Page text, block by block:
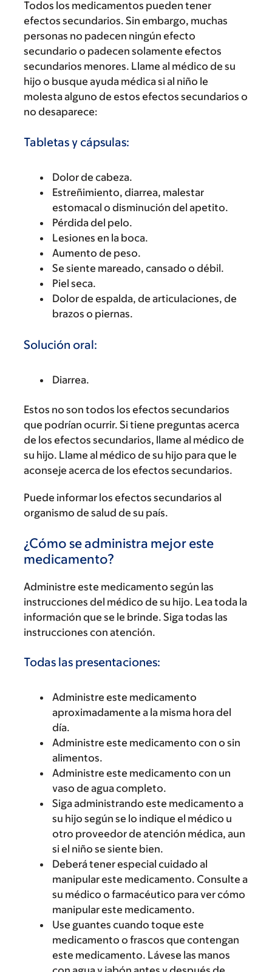
Todos los medicamentos pueden tener
efectos secundarios. Sin embargo, muchas
personas no padecen ningún efecto
secundario o padecen solamente efectos
secundarios menores. Llame al médico de su
hijo o busque ayuda médica si al niño le
molesta alguno de estos efectos secundarios o
no desaparece:
Tabletas y cápsulas:
Dolor de cabeza.
Estreñimiento, diarrea, malestar
estomacal o disminución del apetito.
Pérdida del pelo.
Lesiones en la boca.
Aumento de peso.
Se siente mareado, cansado o débil.
Piel seca.
Dolor de espalda, de articulaciones, de
brazos o piernas.
Solución oral:
Diarrea.
Estos no son todos los efectos secundarios
que podrían ocurrir. Si tiene preguntas acerca
de los efectos secundarios, llame al médico de
su hijo. Llame al médico de su hijo para que le
aconseje acerca de los efectos secundarios.
Puede informar los efectos secundarios al
organismo de salud de su país.
¿Cómo se administra mejor este
medicamento?
Administre este medicamento según las
instrucciones del médico de su hijo. Lea toda la
información que se le brinde. Siga todas las
instrucciones con atención.
Todas las presentaciones:
Administre este medicamento
aproximadamente a la misma hora del
día.
Administre este medicamento con o sin
alimentos.
Administre este medicamento con un
vaso de agua completo.
Siga administrando este medicamento a
su hijo según se lo indique el médico u
otro proveedor de atención médica, aun
si el niño se siente bien.
Deberá tener especial cuidado al
manipular este medicamento. Consulte a
su médico o farmacéutico para ver cómo
manipular este medicamento.
Use guantes cuando toque este
medicamento o frascos que contengan
este medicamento. Lávese las manos